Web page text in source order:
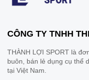
CÔNG TY TNHH
THÀNH LỢI SPORT là
buôn, bán lẻ dụng cụ thể
tại Việt Nam.